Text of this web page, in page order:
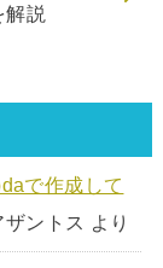
説
で作成して
ザントス より